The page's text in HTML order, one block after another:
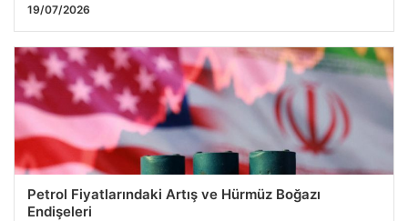
19/07/2026
Petrol Fiyatlarındaki Artış ve Hürmüz Boğazı
Endişeleri